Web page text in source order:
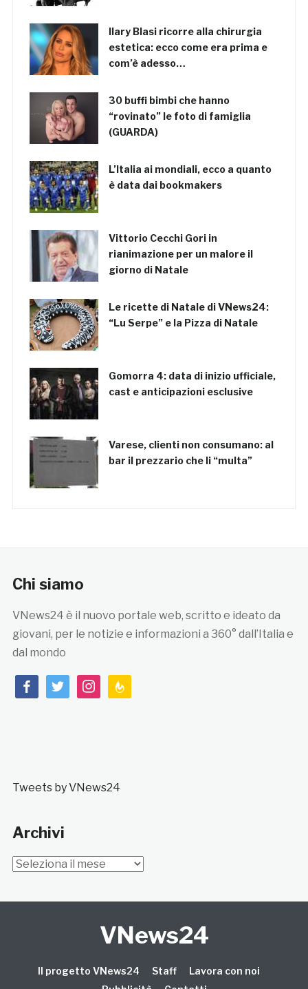
Ilary Blasi ricorre alla chirurgia
estetica: ecco come era prima e
com’è adesso…
30 buffi bimbi che hanno
“rovinato” le foto di famiglia
(GUARDA)
L’Italia ai mondiali, ecco a quanto
è data dai bookmakers
Vittorio Cecchi Gori in
rianimazione per un malore il
giorno di Natale
Le ricette di Natale di VNews24:
“Lu Serpe” e la Pizza di Natale
Gomorra 4: data di inizio ufficiale,
cast e anticipazioni esclusive
Varese, clienti non consumano: al
bar il prezzario che li “multa”
Chi siamo
VNews24 è il nuovo portale web, scritto e ideato da
giovani, per le notizie e informazioni a 360° dall’Italia e
dal mondo
facebooktwitterinstagramfeedburner
Tweets by VNews24
Archivi
Archivi
VNews24
Il progetto VNews24 Staff
Lavora con noi